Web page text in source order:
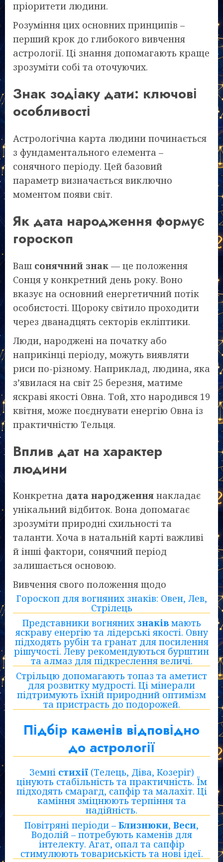
пріоритети людини.
Розуміння цих основних принципів –
перший крок до глибокого вивчення
астрології. Ці знання допомагають краще
зрозуміти собі та оточуючих.
Знак зодіаку дати: ключові
особливості
Астрологічна карта людини починається
з фундаментального елемента –
сонячного періоду. Цей базовий
параметр визначається виключно
моментом появи світ.
Як дата народження формує
гороскоп
Ваш сонячний знак — це положення
Сонця у конкретний день року. Воно
вказує на основний енергетичний потік
особистості. Щороку світило проходити
через дванадцять секторів екліптики.
Люди, народжені на початку або
наприкінці періоду, можуть виявляти
риси по-різному. Наприклад, людина, яка
з’явилася на світ 25 березня, матиме
яскраві якості Овна. Той, хто народився 19
квітня, може поєднувати енергію Овна із
практичністю Тельця.
Вплив дат на характер
людини
Конкретна дата народження накладає
унікальний відбиток. Вона допомагає
зрозуміти природні схильності та
таланти. Хоча в натальній карті важливі
й інші фактори, сонячний період
залишається основою.
Вивчення свого положення щодо
Гороскоп для вогняних знаків: Овен, Лев,
Стрілець
Представники вогняних знаківмають
яскраву енергію та лідерські якості. Овну
підходять рубін та гранат для посилення
рішучості. Леву рекомендуються бурштин
та алмаз для підкреслення величі.
Стрільцю допомагають топаз та аметист
для розвитку мудрості. Ці мінерали
підтримують їхній природний оптимізм
та пристрасть до подорожей.
Підбір каменів відповідно
до астрології
Земні стихії(Телець, Діва, Козеріг)
цінують стабільність та практичність. Їм
підходять смарагд, сапфір та малахіт. Ці
каміння зміцнюють терпіння та
надійність.
Повітряні періоди – Близнюки, Веси,
Водолій – потребують каменів для
інтелекту. Агат, опал та сапфір
стимулюють товариськість та нові ідеї.